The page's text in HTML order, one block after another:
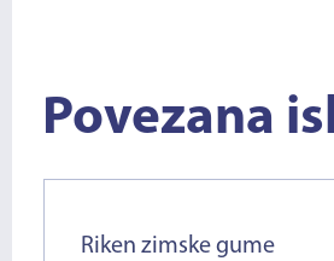
Povezana
Riken zimske gume